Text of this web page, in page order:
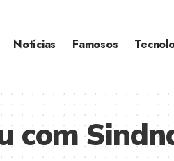
Notícias Famosos
com